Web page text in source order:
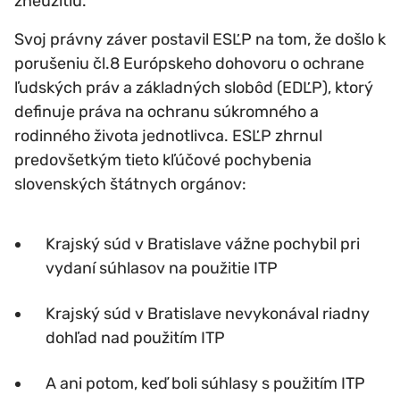
Svoj právny záver postavil ESĽP na tom, že došlo k
porušeniu čl.8 Európskeho dohovoru o ochrane
ľudských práv a základných slobôd (EDĽP), ktorý
definuje práva na ochranu súkromného a
rodinného života jednotlivca. ESĽP zhrnul
predovšetkým tieto kľúčové pochybenia
slovenských štátnych orgánov:
Krajský súd v Bratislave vážne pochybil pri
vydaní súhlasov na použitie ITP
Krajský súd v Bratislave nevykonával riadny
dohľad nad použitím ITP
A ani potom, keď boli súhlasy s použitím ITP